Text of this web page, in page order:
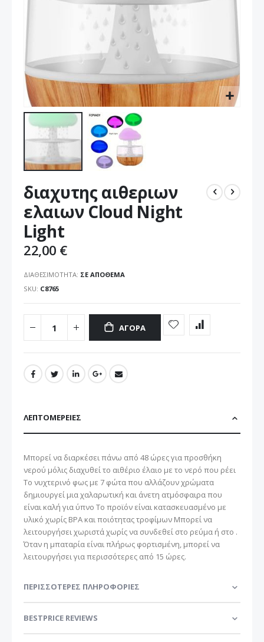
στην
αρχή
της
συλλογής
εικόνων
διαχυτης αιθεριων
ελαιων Cloud Night
Light
22,00 €
ΔΙΑΘΕΣΙΜΌΤΗΤΑ: ΣΕ ΑΠΌΘΕΜΑ
SKU C8765
ΑΓΟΡΆ
ΛΕΠΤΟΜΈΡΕΙΕΣ
Μπορεί να διαρκέσει πάνω από 48 ώρες για προσθήκη
νερού μόλις διαχυθεί το αιθέριο έλαιο με το νερό που ρέει
Το νυχτερινό φως με 7 φώτα που αλλάζουν χρώματα
δημιουργεί μια χαλαρωτική και άνετη ατμόσφαιρα που
είναι καλή για ύπνο Το προϊόν είναι κατασκευασμένο με
υλικό χωρίς BPA και ποιότητας τροφίμων Μπορεί να
λειτουργήσει χωριστά χωρίς να συνδεθεί στο ρεύμα ή στο .
Όταν η μπαταρία είναι πλήρως φορτισμένη, μπορεί να
λειτουργήσει για περισσότερες από 15 ώρες.
ΠΕΡΙΣΣΌΤΕΡΕΣ ΠΛΗΡΟΦΟΡΊΕΣ
BESTPRICE REVIEWS